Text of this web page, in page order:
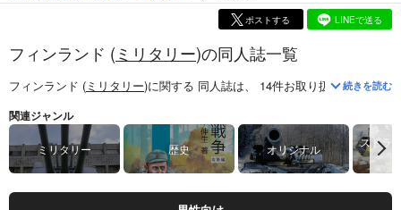
ポストする LINEで送る
フィンランド (ミリタリー)の同人誌一覧
フィンランド (ミリタリー)に関する 同人誌は、 14件お取り扱いがござい
続きを読む
関連ジャンル
ミリタリー 歴史 オリジナル
ストラ